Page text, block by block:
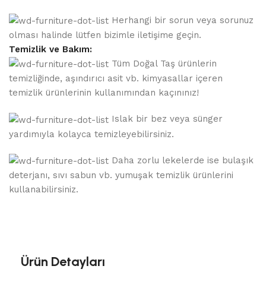
Herhangi bir sorun veya sorunuz
olması halinde lütfen bizimle iletişime geçin.
Temizlik ve Bakım:
Tüm Doğal Taş ürünlerin
temizliğinde, aşındırıcı asit vb. kimyasallar içeren
temizlik ürünlerinin kullanımından kaçınınız!
Islak bir bez veya sünger
yardımıyla kolayca temizleyebilirsiniz.
Daha zorlu lekelerde ise bulaşık
deterjanı, sıvı sabun vb. yumuşak temizlik ürünlerini
kullanabilirsiniz.
Ürün Detayları